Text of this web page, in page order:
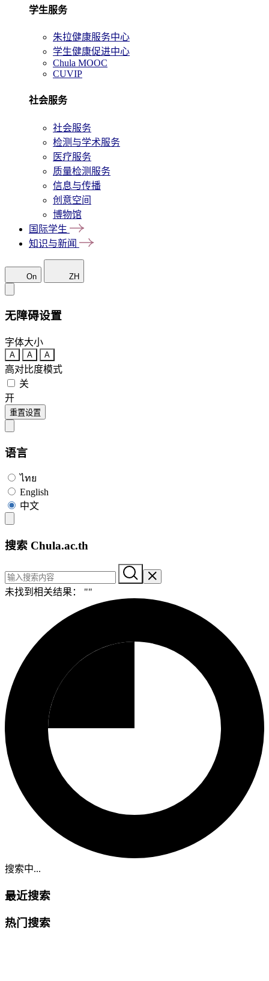
学生服务
朱拉健康服务中心
学生健康促进中心
Chula MOOC
CUVIP
社会服务
社会服务
检测与学术服务
医疗服务
质量检测服务
信息与传播
创意空间
博物馆
国际学生
知识与新闻
On ZH
无障碍设置
字体大小
A A A
高对比度模式
关
开
重置设置
语言
ไทย
English
中文
搜索 Chula.ac.th
未找到相关结果： ""
搜索中...
最近搜索
热门搜索